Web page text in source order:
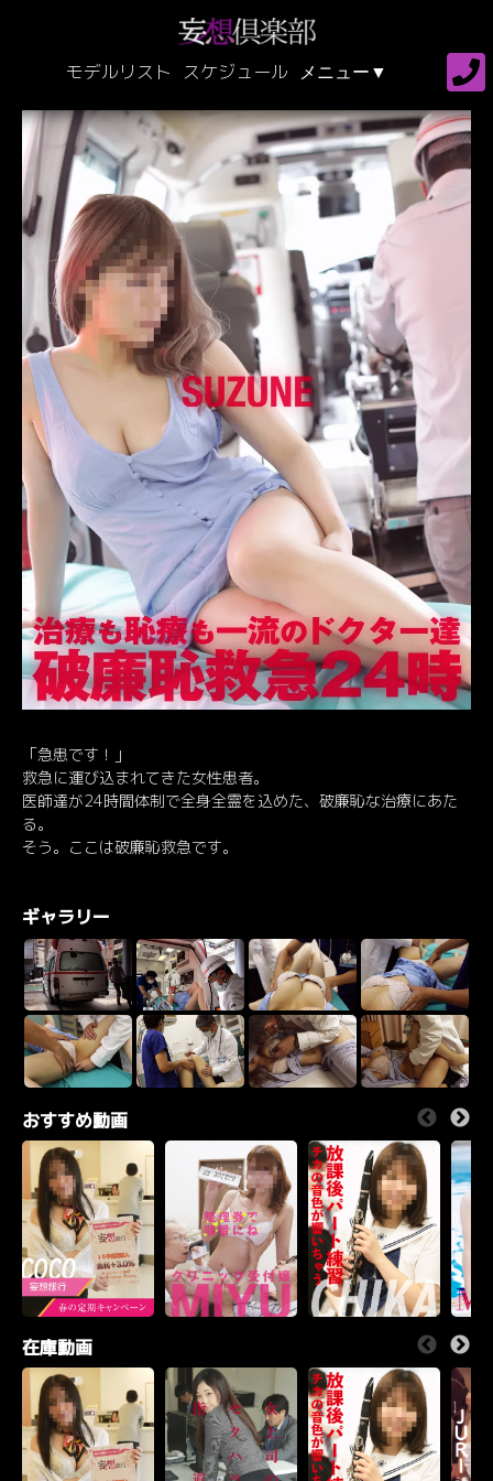
モデルリスト スケジュール
「急患です！」
救急に運び込まれてきた女性患者。
医師達が24時間体制で全身全霊を込めた、破廉恥な治療にあた
る。
そう。ここは破廉恥救急です。
ギャラリー
おすすめ動画
在庫動画